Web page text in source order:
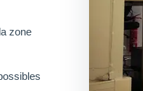
zone